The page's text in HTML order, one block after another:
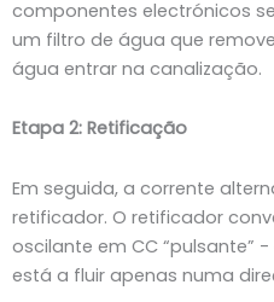
componentes electrónicos
um filtro de água que
água entrar na canalização.
Etapa 2: Retificação
Em seguida, a corrente
retificador. O retificador
oscilante em CC “pulsante”
está a fluir apenas numa